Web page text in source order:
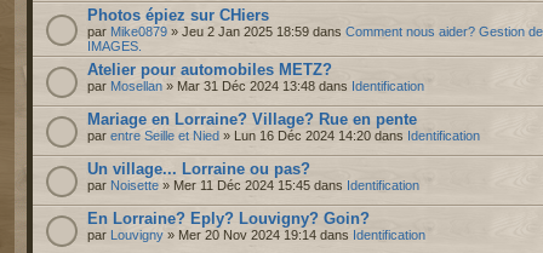
Photos épiez sur CHiers
par Mike0879 » Jeu 2 Jan 2025 18:59 dans Comment nous aider? Gestion
IMAGES.
Atelier pour automobiles METZ?
par Mosellan » Mar 31 Déc 2024 13:48 dans Identification
Mariage en Lorraine? Village? Rue en pente
par entre Seille et Nied » Lun 16 Déc 2024 14:20 dans Identification
Un village... Lorraine ou pas?
par Noisette » Mer 11 Déc 2024 15:45 dans Identification
En Lorraine? Eply? Louvigny? Goin?
par Louvigny » Mer 20 Nov 2024 19:14 dans Identification